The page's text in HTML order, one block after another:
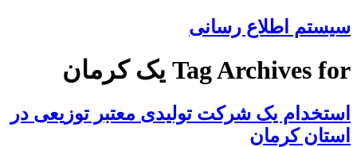
سیستم اطلاع رسانی
Tag Archives for یک کرمان
استخدام یک شرکت تولیدی معتبر توزیعی در
استان کرمان